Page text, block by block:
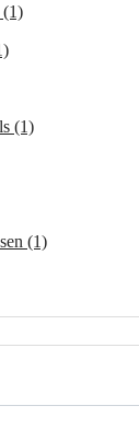
(1)
(1)
(1)